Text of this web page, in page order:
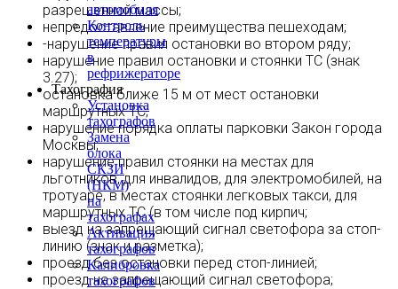
автомобиля
Контроль
температуры
в
рефрижераторе
Тахография
Установка
тахографов
Замена
блока
СКЗИ
(НКМ)
на
тахографах
Активация
тахографов
Калибровка
тахографов
разрешенной массы;
непредоставление преимущества пешеходам;
-нарушение правил остановки во втором ряду;
нарушение правил остановки и стоянки ТС (знак
3.27);
остановка ближе 15 м от мест остановки
маршрутных ТС;
нарушение порядка оплаты парковки Закон города
Москвы;
нарушение правил стоянки на местах для
льготников, для инвалидов, для электромобилей, на
тротуаре, в местах стоянки легковых такси, для
маршрутных ТС (в том числе под кирпич;
выезд на запрещающий сигнал светофора за стоп-
линию (знак и разметка);
проезд без остановки перед стоп-линией;
проезд на запрещающий сигнал светофора;